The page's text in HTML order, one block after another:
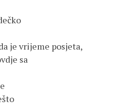
je vrijeme posjeta,
sa